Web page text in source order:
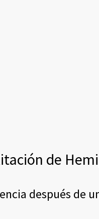
de
después de